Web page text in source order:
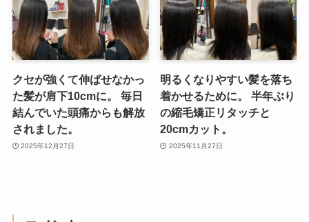
クセが強くて伸ばせなかっ
た髪が肩下10cmに。 毎日
結んでいた頭痛からも解放
されました。
2025年12月27日
明るくなりやすい髪を落ち
着かせるために。 半年ぶり
の縮毛矯正リタッチと
20cmカット。
2025年11月27日